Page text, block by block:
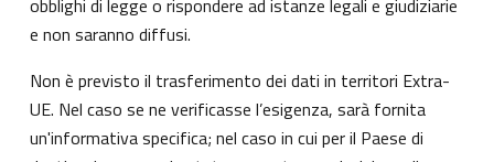
obblighi di legge o rispondere ad istanze legali e giudiziarie
e non saranno diffusi.
Non è previsto il trasferimento dei dati in territori Extra-
UE. Nel caso se ne verificasse l’esigenza, sarà fornita
un'informativa specifica; nel caso in cui per il Paese di